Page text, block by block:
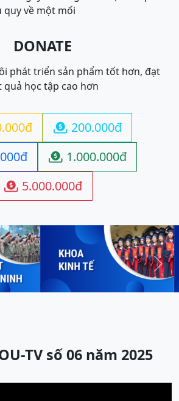
về một mối
DONATE
phát triển sản phẩm tốt hơn, đạt
quả học tập cao hơn
 200.000đ
 1.000.000đ
 5.000.000đ
Next
TV số 06 năm 2025